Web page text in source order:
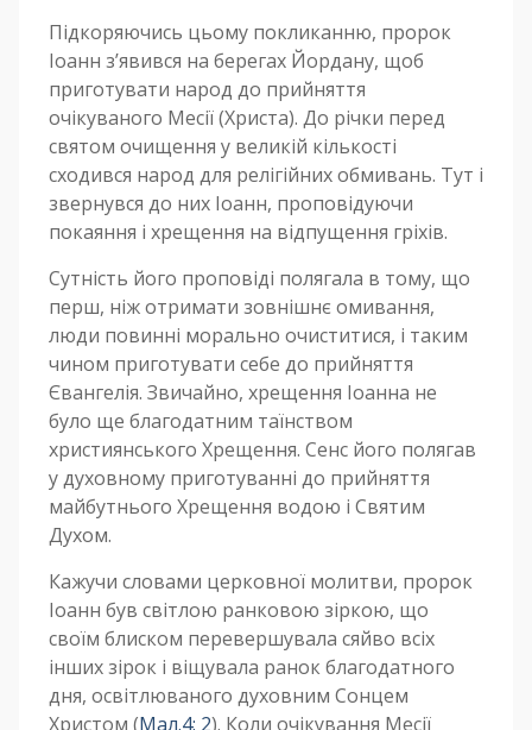
Підкоряючись цьому покликанню, пророк
Іоанн з’явився на берегах Йордану, щоб
приготувати народ до прийняття
очікуваного Месії (Христа). До річки перед
святом очищення у великій кількості
сходився народ для релігійних обмивань. Тут і
звернувся до них Іоанн, проповідуючи
покаяння і хрещення на відпущення гріхів.
Сутність його проповіді полягала в тому, що
перш, ніж отримати зовнішнє омивання,
люди повинні морально очиститися, і таким
чином приготувати себе до прийняття
Євангелія. Звичайно, хрещення Іоанна не
було ще благодатним таїнством
християнського Хрещення. Сенс його полягав
у духовному приготуванні до прийняття
майбутнього Хрещення водою і Святим
Духом.
Кажучи словами церковної молитви, пророк
Іоанн був світлою ранковою зіркою, що
своїм блиском перевершувала сяйво всіх
інших зірок і віщувала ранок благодатного
дня, освітлюваного духовним Сонцем
Христом (Мал.4: 2). Коли очікування Месії